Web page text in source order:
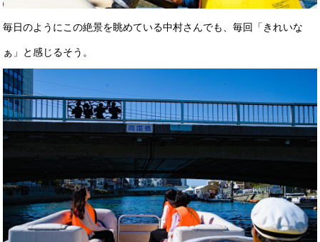
毎日のようにこの絶景を眺めている中村さんでも、毎回「きれいな
ぁ」と感じるそう。